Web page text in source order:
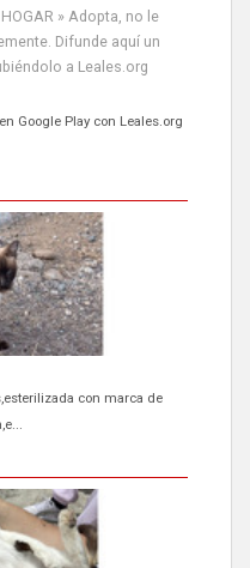
HOGAR » Adopta, no le
Difunde aquí un
a Leales.org
con marca de
GRAN CANARIA
callejeros de la zona los